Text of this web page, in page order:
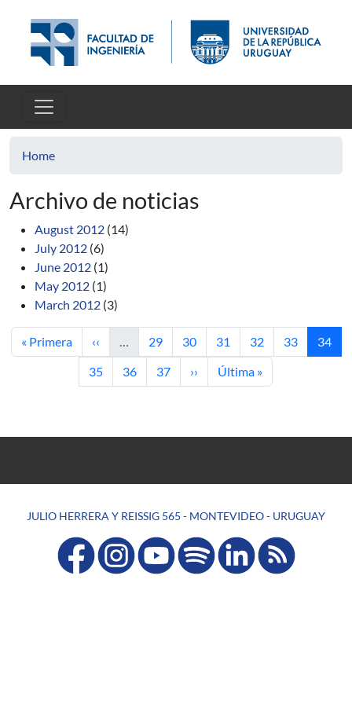
Home
Archivo de noticias
August 2012 (14)
July 2012 (6)
June 2012 (1)
May 2012 (1)
March 2012 (3)
First page
« Primera Previous page
‹‹ … Page
29 Page
30 Page
31 Page
32 Page
33
34
Page
35 Page
36 Page
37 Next page
›› Last page
Última »
JULIO HERRERA Y REISSIG 565 - MONTEVIDEO - URUGUAY